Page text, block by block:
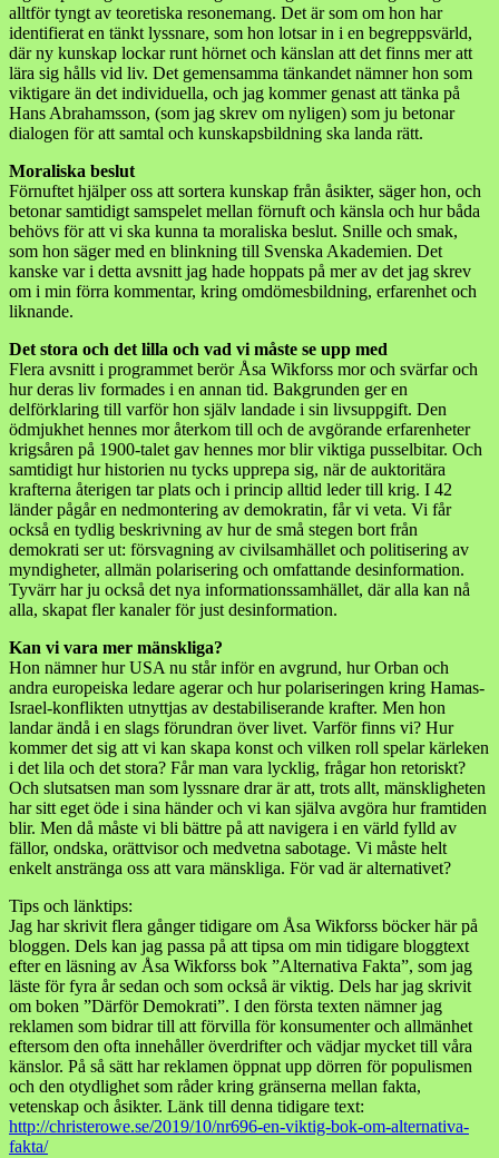
alltför tyngt av teoretiska resonemang. Det är som om hon har
identifierat en tänkt lyssnare, som hon lotsar in i en begreppsvärld,
där ny kunskap lockar runt hörnet och känslan att det finns mer att
lära sig hålls vid liv. Det gemensamma tänkandet nämner hon som
viktigare än det individuella, och jag kommer genast att tänka på
Hans Abrahamsson, (som jag skrev om nyligen) som ju betonar
dialogen för att samtal och kunskapsbildning ska landa rätt.
Moraliska beslut
Förnuftet hjälper oss att sortera kunskap från åsikter, säger hon, och
betonar samtidigt samspelet mellan förnuft och känsla och hur båda
behövs för att vi ska kunna ta moraliska beslut. Snille och smak,
som hon säger med en blinkning till Svenska Akademien. Det
kanske var i detta avsnitt jag hade hoppats på mer av det jag skrev
om i min förra kommentar, kring omdömesbildning, erfarenhet och
liknande.
Det stora och det lilla och vad vi måste se upp med
Flera avsnitt i programmet berör Åsa Wikforss mor och svärfar och
hur deras liv formades i en annan tid. Bakgrunden ger en
delförklaring till varför hon själv landade i sin livsuppgift. Den
ödmjukhet hennes mor återkom till och de avgörande erfarenheter
krigsåren på 1900-talet gav hennes mor blir viktiga pusselbitar. Och
samtidigt hur historien nu tycks upprepa sig, när de auktoritära
krafterna återigen tar plats och i princip alltid leder till krig. I 42
länder pågår en nedmontering av demokratin, får vi veta. Vi får
också en tydlig beskrivning av hur de små stegen bort från
demokrati ser ut: försvagning av civilsamhället och politisering av
myndigheter, allmän polarisering och omfattande desinformation.
Tyvärr har ju också det nya informationssamhället, där alla kan nå
alla, skapat fler kanaler för just desinformation.
Kan vi vara mer mänskliga?
Hon nämner hur USA nu står inför en avgrund, hur Orban och
andra europeiska ledare agerar och hur polariseringen kring Hamas-
Israel-konflikten utnyttjas av destabiliserande krafter. Men hon
landar ändå i en slags förundran över livet. Varför finns vi? Hur
kommer det sig att vi kan skapa konst och vilken roll spelar kärleken
i det lila och det stora? Får man vara lycklig, frågar hon retoriskt?
Och slutsatsen man som lyssnare drar är att, trots allt, mänskligheten
har sitt eget öde i sina händer och vi kan själva avgöra hur framtiden
blir. Men då måste vi bli bättre på att navigera i en värld fylld av
fällor, ondska, orättvisor och medvetna sabotage. Vi måste helt
enkelt anstränga oss att vara mänskliga. För vad är alternativet?
Tips och länktips:
Jag har skrivit flera gånger tidigare om Åsa Wikforss böcker här på
bloggen. Dels kan jag passa på att tipsa om min tidigare bloggtext
efter en läsning av Åsa Wikforss bok ”Alternativa Fakta”, som jag
läste för fyra år sedan och som också är viktig. Dels har jag skrivit
om boken ”Därför Demokrati”. I den första texten nämner jag
reklamen som bidrar till att förvilla för konsumenter och allmänhet
eftersom den ofta innehåller överdrifter och vädjar mycket till våra
känslor. På så sätt har reklamen öppnat upp dörren för populismen
och den otydlighet som råder kring gränserna mellan fakta,
vetenskap och åsikter. Länk till denna tidigare text:
http://christerowe.se/2019/10/nr696-en-viktig-bok-om-alternativa-
fakta/